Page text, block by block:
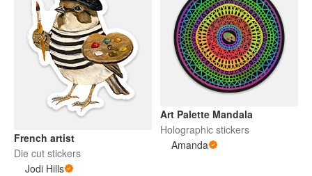
French artist
Die cut stickers
Jodi Hills
Art Palette Mandala
Holographic stickers
Amanda